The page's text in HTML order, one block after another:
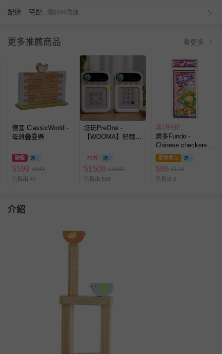
配送 宅配 滿$599免運
更多推薦商品 看更多
德國 ClassicWorld -
母雞疊疊樂
破盤
$599 $949
已售出 40
培玩PreOne -
【WOOMA】舒爾特
79折
$1500 $1889
已售出 599
滿1件9折
樂多Fundo -
Chinese checkers跳
跳棋-磁力折疊棋
即將售完
$86 $120
已售出 6
介紹